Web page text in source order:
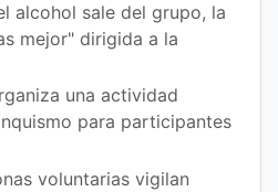
alcohol sale del grupo, la
mejor" dirigida a la
una actividad
para participantes
voluntarias vigilan